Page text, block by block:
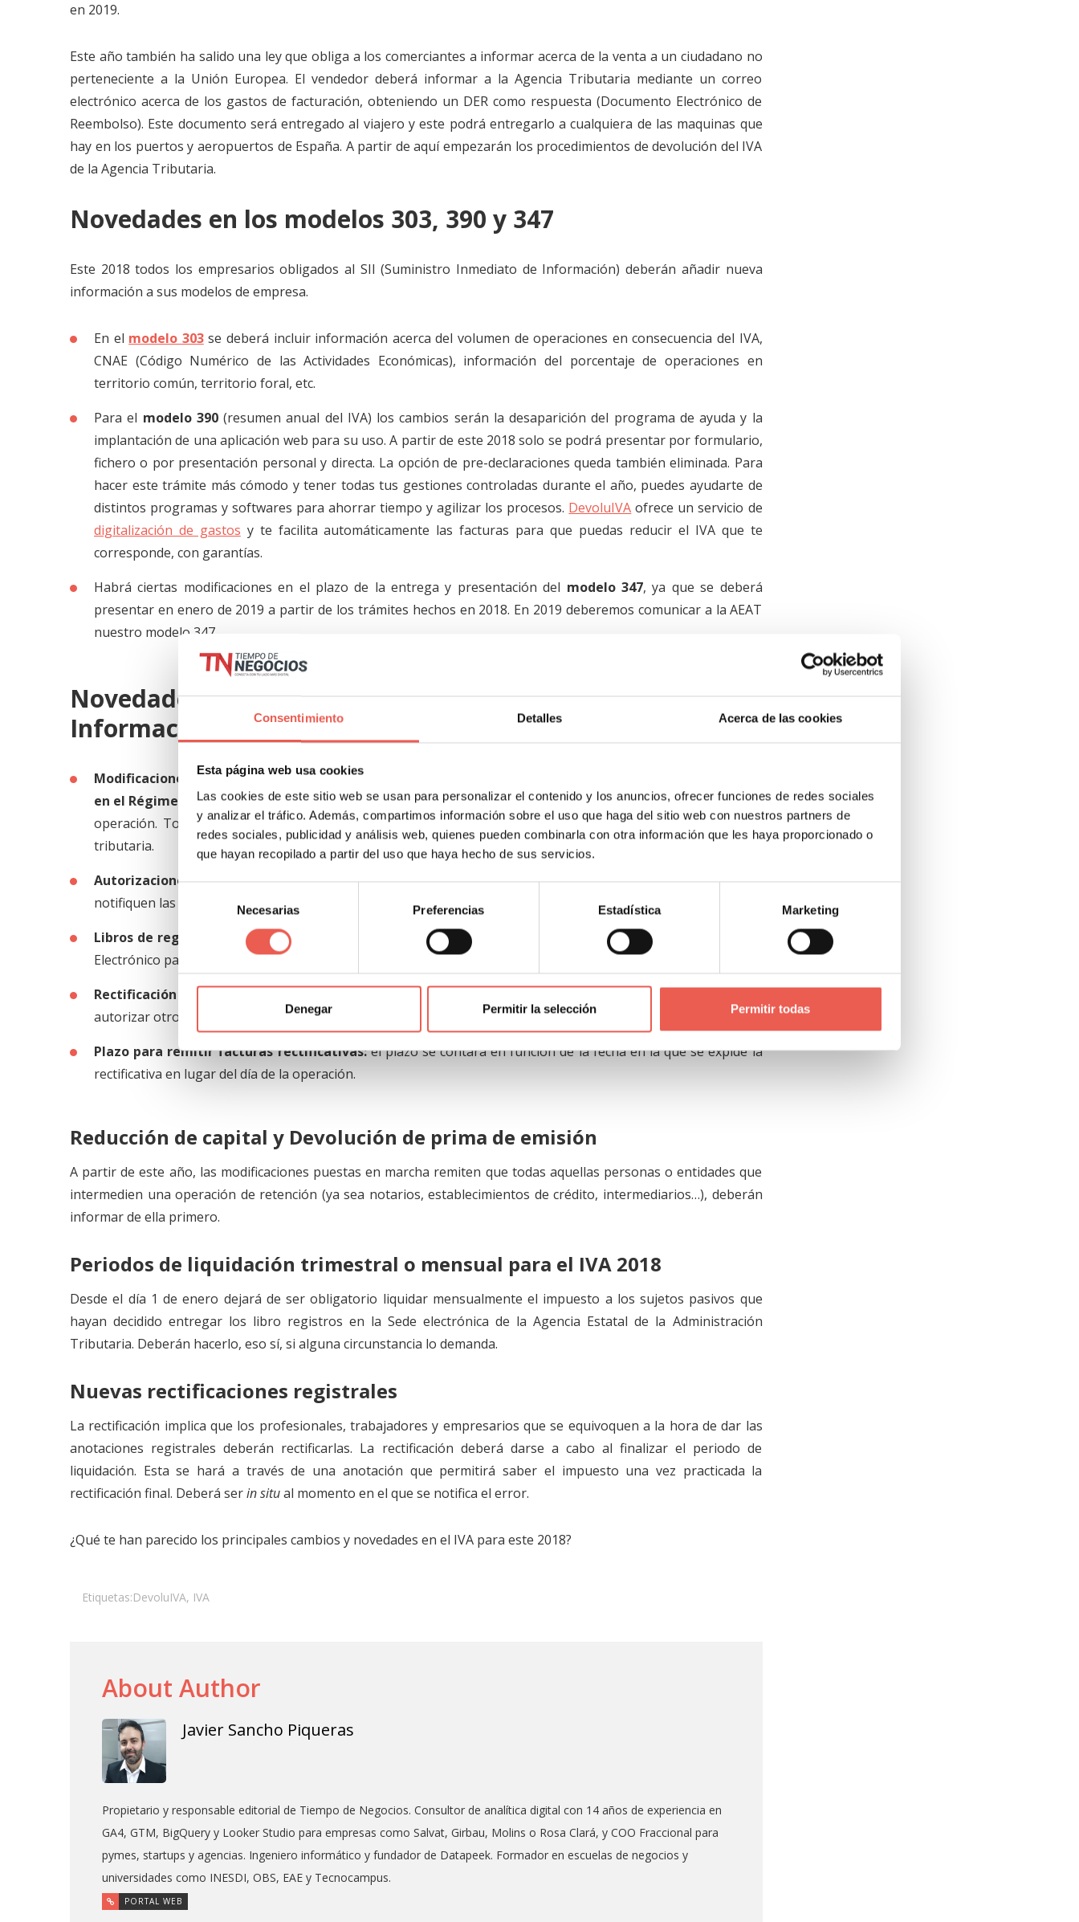
Consentimiento Detalles Acerca de las cookies
Esta página web usa cookies
Las cookies de este sitio web se usan para personalizar el contenido y los anuncios, ofrecer funciones de redes sociales
y analizar el tráfico. Además, compartimos información sobre el uso que haga del sitio web con nuestros partners de
redes sociales, publicidad y análisis web, quienes pueden combinarla con otra información que les haya proporcionado o
que hayan recopilado a partir del uso que haya hecho de sus servicios.
consentimiento
Necesarias Preferencias Estadística Marketing
Denegar Permitir la selección Permitir todas
en 2019.
Este año también ha salido una ley que obliga a los comerciantes a informar acerca de la venta a un ciudadano no
perteneciente a la Unión Europea. El vendedor deberá informar a la Agencia Tributaria mediante un correo
electrónico acerca de los gastos de facturación, obteniendo un DER como respuesta (Documento Electrónico de
Reembolso). Este documento será entregado al viajero y este podrá entregarlo a cualquiera de las maquinas que
hay en los puertos y aeropuertos de España. A partir de aquí empezarán los procedimientos de devolución del IVA
de la Agencia Tributaria.
Novedades en los modelos 303, 390 y 347
Este 2018 todos los empresarios obligados al SII (Suministro Inmediato de Información) deberán añadir nueva
información a sus modelos de empresa.
En el modelo 303se deberá incluir información acerca del volumen de operaciones en consecuencia del IVA,
CNAE (Código Numérico de las Actividades Económicas), información del porcentaje de operaciones en
territorio común, territorio foral, etc.
Para el modelo 390(resumen anual del IVA) los cambios serán la desaparición del programa de ayuda y la
implantación de una aplicación web para su uso. A partir de este 2018 solo se podrá presentar por formulario,
fichero o por presentación personal y directa. La opción de pre-declaraciones queda también eliminada. Para
hacer este trámite más cómodo y tener todas tus gestiones controladas durante el año, puedes ayudarte de
distintos programas y softwares para ahorrar tiempo y agilizar los procesos. DevoluIVA ofrece un servicio de
digitalización de gastos y te facilita automáticamente las facturas para que puedas reducir el IVA que te
corresponde, con garantías.
Habrá ciertas modificaciones en el plazo de la entrega y presentación del modelo 347, ya que se deberá
presentar en enero de 2019 a partir de los trámites hechos en 2018. En 2019 deberemos comunicar a la AEAT
nuestro modelo 347.
Novedades en el IVA con el suministro Inmediato de
Información y en materia de facturación
Modificaciones en el Régimen especial de bienes usados, antigüedades, objetos de colección y arte y
en el Régimen de agencias de viaje.Será necesario plasmar en el libro de registro la cantidad completa de la
operación. Todo esto deberá ser plasmado en el lugar de la base imponible, el tipo impositivo y la cuota
tributaria.
Autorizaciones para simplificación de asientos:la AEAT autorizará a los sujetos pasivos para que no
notifiquen las menciones y la información en los libros de registro de Impuestos.
Libros de registro electrónicos:
las personas que lo requieran pueden utilizar la vía online con el Certificado
Electrónico para firmar el libro de registro electrónico.
Rectificación de facturas:
el Departamento de Gestión Tributaria de la AEAT tendrá la posibilidad de
autorizar otros procesos de rectificación de facturas, con solicitud de interesados.
Plazo para remitir facturas rectificativas:el plazo se contará en función de la fecha en la que se expide la
rectificativa en lugar del día de la operación.
Reducción de capital y Devolución de prima de emisión
A partir de este año, las modificaciones puestas en marcha remiten que todas aquellas personas o entidades que
intermedien una operación de retención (ya sea notarios, establecimientos de crédito, intermediarios…), deberán
informar de ella primero.
Periodos de liquidación trimestral o mensual para el IVA 2018
Desde el día 1 de enero dejará de ser obligatorio liquidar mensualmente el impuesto a los sujetos pasivos que
hayan decidido entregar los libro registros en la Sede electrónica de la Agencia Estatal de la Administración
Tributaria. Deberán hacerlo, eso sí, si alguna circunstancia lo demanda.
Nuevas rectificaciones registrales
La rectificación implica que los profesionales, trabajadores y empresarios que se equivoquen a la hora de dar las
anotaciones registrales deberán rectificarlas. La rectificación deberá darse a cabo al finalizar el periodo de
liquidación. Esta se hará a través de una anotación que permitirá saber el impuesto una vez practicada la
rectificación final. Deberá serin situal momento en el que se notifica el error.
¿Qué te han parecido los principales cambios y novedades en el IVA para este 2018?
Etiquetas:DevoluIVA, IVA
About Author
Javier Sancho Piqueras
Propietario y responsable editorial de Tiempo de Negocios. Consultor de analítica digital con 14 años de experiencia en
GA4, GTM, BigQuery y Looker Studio para empresas como Salvat, Girbau, Molins o Rosa Clará, y COO Fraccional para
pymes, startups y agencias. Ingeniero informático y fundador de Datapeek. Formador en escuelas de negocios y
universidades como INESDI, OBS, EAE y Tecnocampus.
PORTAL WEB